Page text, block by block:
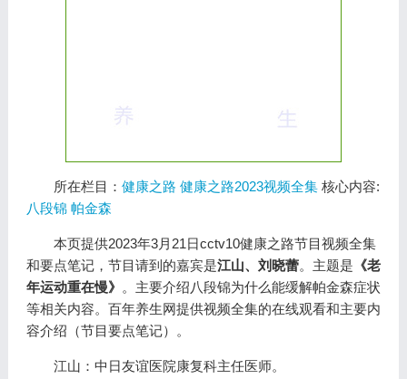
所在栏目： 健康之路 健康之路2023视频全集核心内容:
八段锦 帕金森
本页提供2023年3月21日cctv10健康之路节目视频全集
和要点笔记，节目请到的嘉宾是江山、刘晓蕾。主题是 《老
年运动重在慢》 。主要介绍八段锦为什么能缓解帕金森症状
等相关内容。百年养生网提供视频全集的在线观看和主要内
容介绍（节目要点笔记）。
江山：中日友谊医院康复科主任医师。